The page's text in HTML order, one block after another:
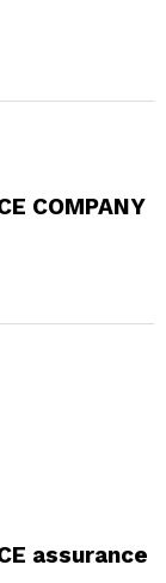
COMPANY
assurance